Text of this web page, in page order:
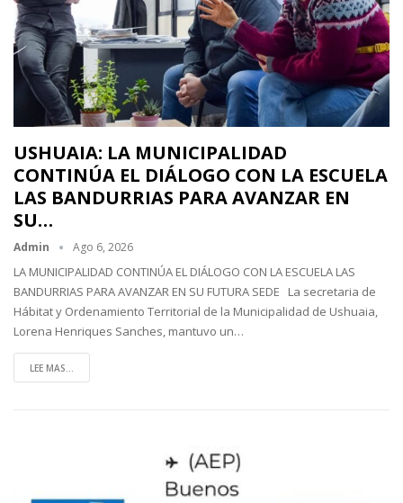
USHUAIA: LA MUNICIPALIDAD
CONTINÚA EL DIÁLOGO CON LA ESCUELA
LAS BANDURRIAS PARA AVANZAR EN
SU…
Admin Ago 6, 2026
LA MUNICIPALIDAD CONTINÚA EL DIÁLOGO CON LA ESCUELA LAS
BANDURRIAS PARA AVANZAR EN SU FUTURA SEDE La secretaria de
Hábitat y Ordenamiento Territorial de la Municipalidad de Ushuaia,
Lorena Henriques Sanches, mantuvo un…
LEE MAS...